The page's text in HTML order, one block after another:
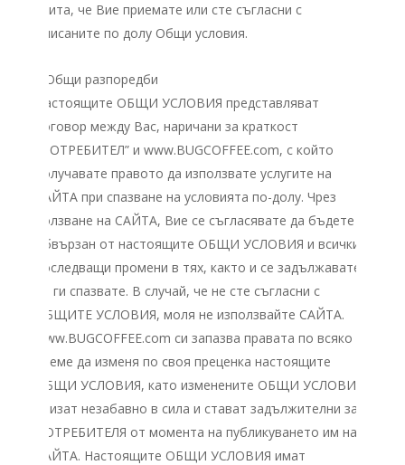
счита, че Вие приемате или сте съгласни с
описаните по долу Общи условия.
I. Общи разпоредби
Настоящите ОБЩИ УСЛОВИЯ представляват
договор между Вас, наричани за краткост
„ПОТРЕБИТЕЛ” и www.BUGCOFFEE.com, с който
получавате правото да използвате услугите на
САЙТA при спазване на условията по-долу. Чрез
ползване на САЙТA, Вие се съгласявате да бъдете
обвързан от настоящите ОБЩИ УСЛОВИЯ и всички
последващи промени в тях, както и се задължавате
да ги спазвате. В случай, че не сте съгласни с
ОБЩИТЕ УСЛОВИЯ, моля не използвайте САЙТA.
www.BUGCOFFEE.com си запазва правaта по всяко
време да изменя по своя преценка настоящите
ОБЩИ УСЛОВИЯ, като изменените ОБЩИ УСЛОВИЯ
влизат незабавно в сила и стават задължителни за
ПОТРЕБИТЕЛЯ от момента на публикуването им на
САЙТA. Настоящите ОБЩИ УСЛОВИЯ имат